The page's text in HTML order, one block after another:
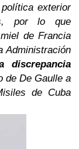
exterior
por lo que
de Francia
Administración
discrepancia
de De Gaulle a
de Cuba